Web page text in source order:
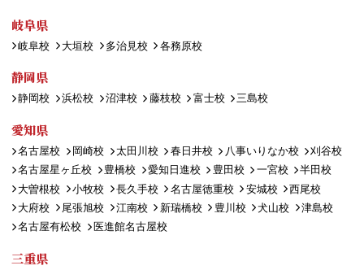
岐阜県
岐阜校 大垣校 多治見校 各務原校
静岡県
静岡校 浜松校 沼津校 藤枝校 富士校 三島校
愛知県
名古屋校 岡崎校 太田川校 春日井校 八事いりなか校
刈谷校
名古屋星ヶ丘校
豊橋校 愛知日進校 豊田校 一宮校
半田校
大曽根校
小牧校 長久手校 名古屋徳重校 安城校
西尾校
大府校
尾張旭校 江南校 新瑞橋校 豊川校 犬山校
津島校
名古屋有松校
医進館名古屋校
三重県